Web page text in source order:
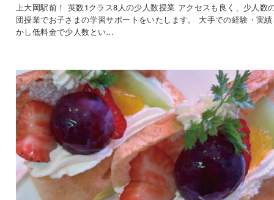
上大岡駅前！ 英数1クラス8人の少人数授業 アクセスも良く、少人数
団授業でお子さまの学習サポートをいたします。 大手での経験・実
かし低料金で少人数とい…